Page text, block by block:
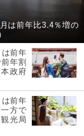
は前年比3.4％増の
は前年
年割
政府
は前年
方で
光局